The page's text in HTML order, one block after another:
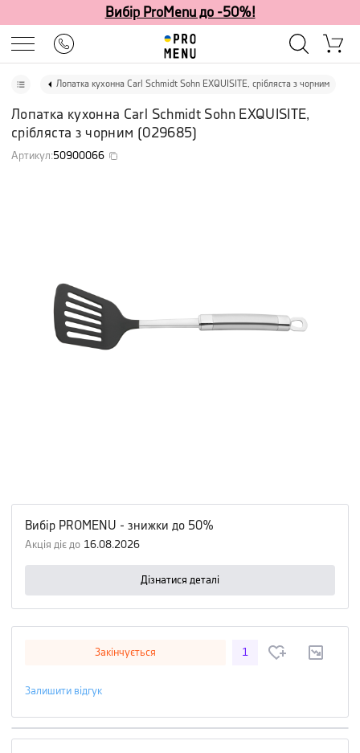
Вибір ProMenu до -50%!
Лопатка кухонна Carl Schmidt Sohn EXQUISITE, срібляста з чорним
Лопатка кухонна Carl Schmidt Sohn EXQUISITE,
срібляста з чорним (029685)
Артикул:50900066
Вибір PROMENU - знижки до 50%
Акція діє до 16.08.2026
Дізнатися деталі
Закінчується 1
Залишити відгук